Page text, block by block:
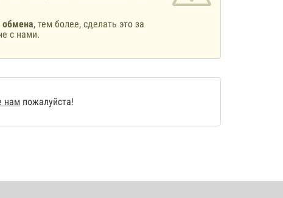
обмена, тем более, сделать это за
с нами.
нам пожалуйста!